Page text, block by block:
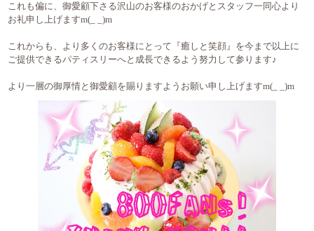
これも偏に、御愛顧下さる沢山のお客様のおかげとスタッフ一同心より
お礼申し上げますm(_ _)m
これからも、より多くのお客様にとって『癒しと笑顔』を今まで以上に
ご提供できるパティスリーへと成長できるよう努力して参ります♪
より一層の御厚情と御愛顧を賜りますようお願い申し上げますm(_ _)m